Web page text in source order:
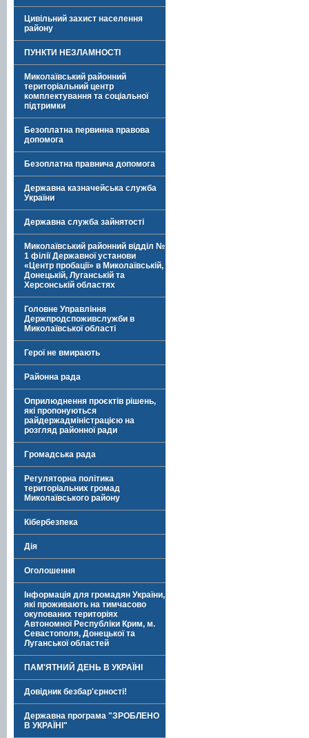
Цивільний захист населення
району
ПУНКТИ НЕЗЛАМНОСТІ
Миколаївський районний
територіальний центр
комплектування та соціальної
підтримки
Безоплатна первинна правова
допомога
Безоплатна правнича допомога
Державна казначейська служба
України
Державна служба зайнятості
Миколаївський районний відділ №
1 філії Державної установи
«Центр пробації» в Миколаївській,
Донецькій, Луганській та
Херсонській областях
Головне Управління
Держпродспоживслужби в
Миколаївської області
Герої не вмирають
Районна рада
Оприлюднення проєктів рішень,
які пропонуються
райдержадміністрацією на
розгляд районної ради
Громадська рада
Регуляторна політика
територіальних громад
Миколаївського району
Кібербезпека
Дія
Оголошення
Інформація для громадян України,
які проживають на тимчасово
окупованих територіях
Автономної Республіки Крим, м.
Севастополя, Донецької та
Луганської областей
ПАМ'ЯТНИЙ ДЕНЬ В УКРАЇНІ
Довідник безбар'єрності!
Державна програма "ЗРОБЛЕНО
В УКРАЇНІ"